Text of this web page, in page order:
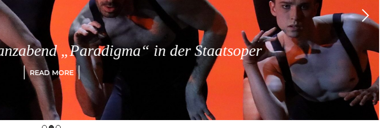
„Paradigma“ in der Staatsoper
READ MORE